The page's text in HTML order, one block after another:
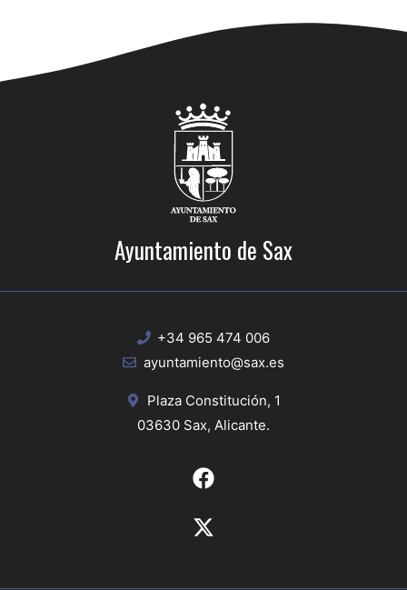
Ayuntamiento de Sax
+34 965 474 006
ayuntamiento@sax.es
Plaza Constitución, 1
03630 Sax, Alicante.